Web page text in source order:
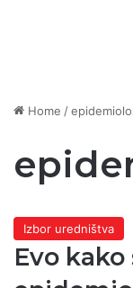
Home /
Izbor uredništva
Evo